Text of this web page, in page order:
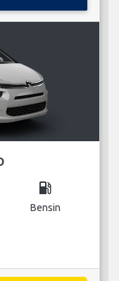
local_gas_station
Bensin